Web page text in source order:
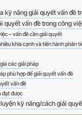
kỹ năng giải quyết vấn đề
quyết vấn đề trong công
– vấn đề cần giải quyết
khía cạnh và tiến hành phân
các giải pháp
phù hợp để giải quyết vấn đề
vấn đề
đạt được
kỹ năng/cách giải